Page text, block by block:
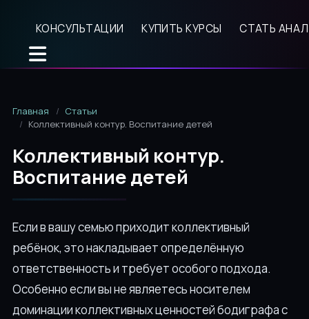
КОНСУЛЬТАЦИИ КУПИТЬ КУРСЫ СТАТЬ
Главная
Статьи
Коллективный контур. Воспитание детей
Коллективный контур.
Воспитание детей
Если в вашу семью приходит коллективный
ребёнок, это накладывает определённую
ответственность и требует особого подхода.
Особенно если вы не являетесь носителем
доминации коллективных ценностей бодиграфа с